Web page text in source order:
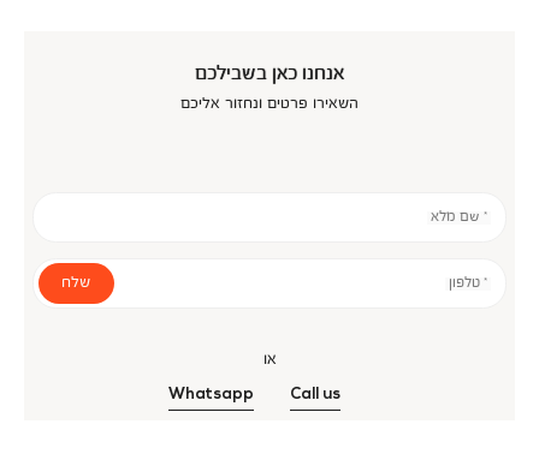
אנחנו כאן בשבילכם
השאירו פרטים ונחזור אליכם
* שם מלא
* טלפון שלח
או
Call us
Whatsapp